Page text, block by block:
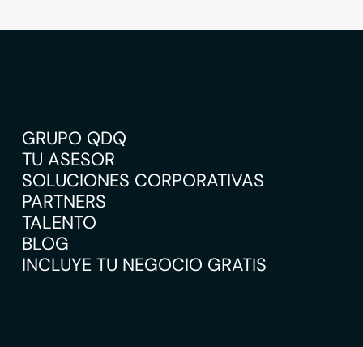
GRUPO QDQ
TU ASESOR
SOLUCIONES CORPORATIVAS
PARTNERS
TALENTO
BLOG
INCLUYE TU NEGOCIO GRATIS